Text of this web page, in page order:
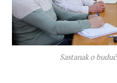
Sastanak o